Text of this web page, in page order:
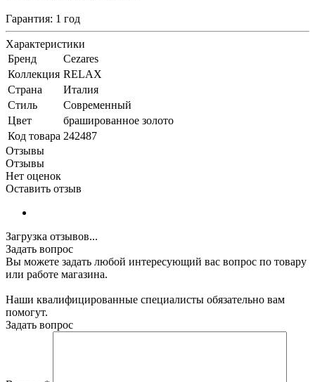
Гарантия: 1 год
Характеристики
Бренд
Cezares
Коллекция RELAX
Страна
Италия
Стиль
Современный
Цвет
брашированное золото
Код товара 242487
Отзывы
Отзывы
Нет оценок
Оставить отзыв
Загрузка отзывов...
Задать вопрос
Вы можете задать любой интересующий вас вопрос по товару
или работе магазина.
Наши квалифицированные специалисты обязательно вам
помогут.
Задать вопрос